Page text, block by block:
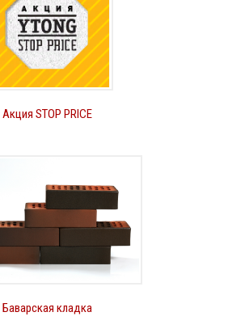
Акция STOP PRICE
Баварская кладка